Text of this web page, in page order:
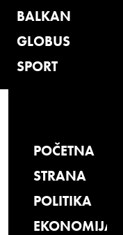
BALKAN
GLOBUS
SPORT
POČETNA
STRANA
POLITIKA
EKONOMIJA